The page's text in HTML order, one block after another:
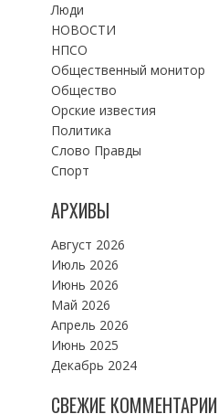
Люди
НОВОСТИ
НПСО
Общественный монитор
Общество
Орские известия
Политика
Слово Правды
Спорт
АРХИВЫ
Август 2026
Июль 2026
Июнь 2026
Май 2026
Апрель 2026
Июнь 2025
Декабрь 2024
СВЕЖИЕ КОММЕНТАРИИ